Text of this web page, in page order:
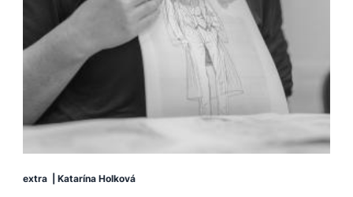
extra Katarína Holková